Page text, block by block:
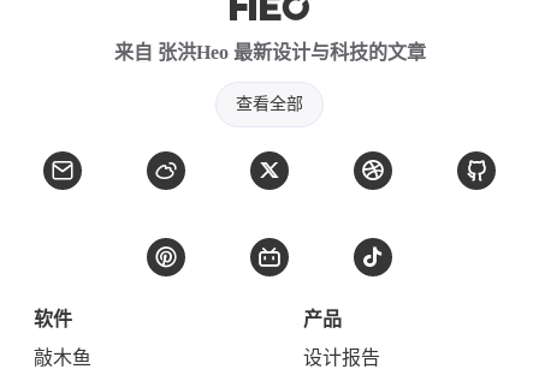
来自 张洪Heo 最新设计与科技的文章
查看全部
软件
敲木鱼
产品
设计报告